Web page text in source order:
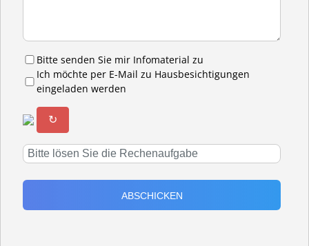
Bitte senden Sie mir Infomaterial zu
Ich möchte per E-Mail zu Hausbesichtigungen
eingeladen werden
↻